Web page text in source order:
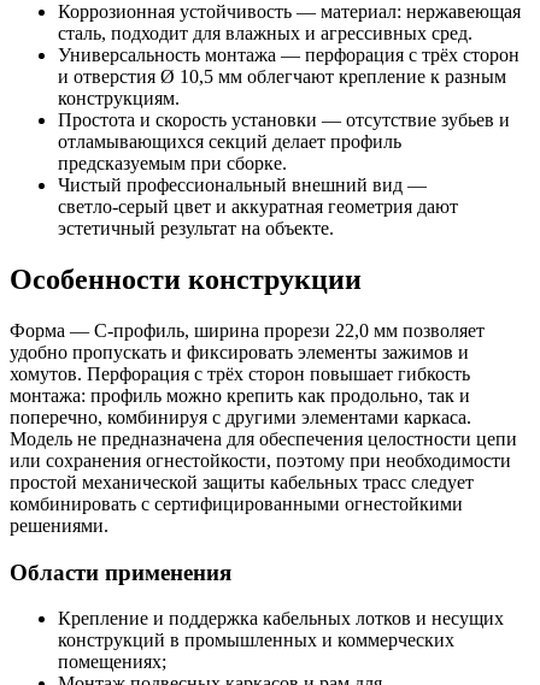
Коррозионная устойчивость — материал: нержавеющая
сталь, подходит для влажных и агрессивных сред.
Универсальность монтажа — перфорация с трёх сторон
и отверстия Ø 10,5 мм облегчают крепление к разным
конструкциям.
Простота и скорость установки — отсутствие зубьев и
отламывающихся секций делает профиль
предсказуемым при сборке.
Чистый профессиональный внешний вид —
светло‑серый цвет и аккуратная геометрия дают
эстетичный результат на объекте.
Особенности конструкции
Форма — С‑профиль, ширина прорези 22,0 мм позволяет
удобно пропускать и фиксировать элементы зажимов и
хомутов. Перфорация с трёх сторон повышает гибкость
монтажа: профиль можно крепить как продольно, так и
поперечно, комбинируя с другими элементами каркаса.
Модель не предназначена для обеспечения целостности цепи
или сохранения огнестойкости, поэтому при необходимости
простой механической защиты кабельных трасс следует
комбинировать с сертифицированными огнестойкими
решениями.
Области применения
Крепление и поддержка кабельных лотков и несущих
конструкций в промышленных и коммерческих
помещениях;